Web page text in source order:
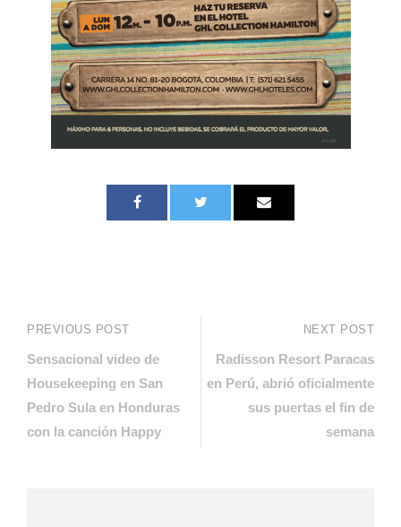
PREVIOUS POST
Sensacional video de
Housekeeping en San
Pedro Sula en Honduras
con la canción Happy
NEXT POST
Radisson Resort Paracas
en Perú, abrió oficialmente
sus puertas el fin de
semana